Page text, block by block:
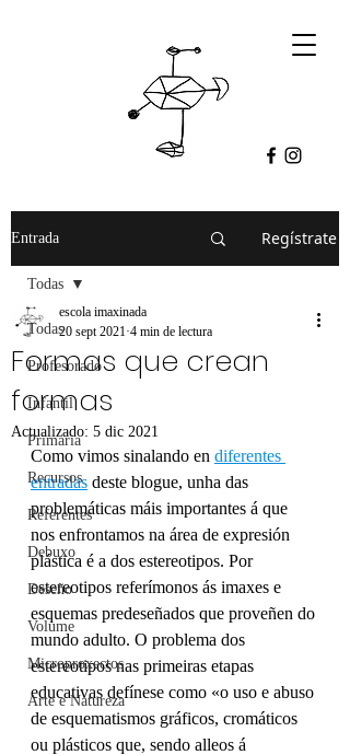
Entrada Regístrate
Todas
Profesorado
Infantil
Primaria
Recursos
Referentes
Debuxo
Deseño
Volume
Microproxectos
Arte e Natureza
Todas
Formas que crean
formas
escola imaxinada
20 sept 2021 4 min de lectura
Actualizado: 5 dic 2021
Como vimos sinalando en diferentes
entradas deste blogue, unha das
problemáticas máis importantes á que
nos enfrontamos na área de expresión
plástica é a dos estereotipos. Por
estereotipos referímonos ás imaxes e
esquemas predeseñados que proveñen do
mundo adulto. O problema dos
estereotipos nas primeiras etapas
educativas defínese como «o uso e abuso
de esquematismos gráficos, cromáticos
ou plásticos que, sendo alleos á